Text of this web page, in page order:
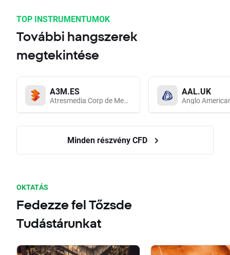
TOP INSTRUMENTUMOK
További hangszerek
megtekintése
A3M.ES
Atresmedia Corp de Medios de Comunicacion SA
AAL.UK
Anglo
Minden részvény CFD
OKTATÁS
Fedezze fel Tőzsde
Tudástárunkat